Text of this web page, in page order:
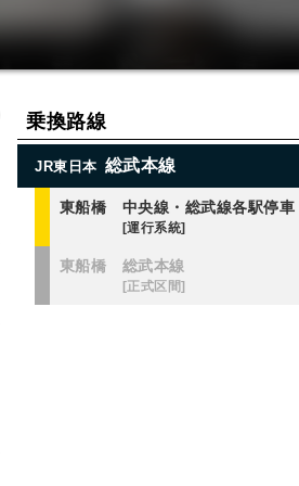
乗換路線
JR東日本 総武本線
東船橋 中央線・総武線各駅停車
[運行系統]
東船橋 総武本線
[正式区間]